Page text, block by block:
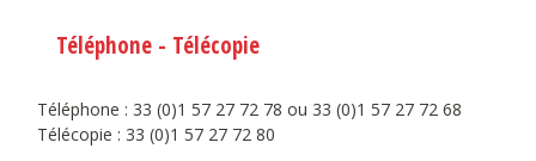
Téléphone - Télécopie
Téléphone : 33 (0)1 57 27 72 78 ou 33 (0)1 57 27 72 68
Télécopie : 33 (0)1 57 27 72 80